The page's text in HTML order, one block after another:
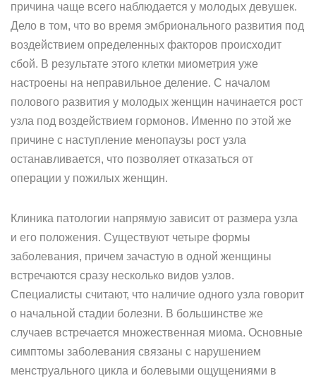
причина чаще всего наблюдается у молодых девушек.
Дело в том, что во время эмбрионального развития под
воздействием определенных факторов происходит
сбой. В результате этого клетки миометрия уже
настроены на неправильное деление. С началом
полового развития у молодых женщин начинается рост
узла под воздействием гормонов. Именно по этой же
причине с наступление менопаузы рост узла
останавливается, что позволяет отказаться от
операции у пожилых женщин.
Клиника патологии напрямую зависит от размера узла
и его положения. Существуют четыре формы
заболевания, причем зачастую в одной женщины
встречаются сразу несколько видов узлов.
Специалисты считают, что наличие одного узла говорит
о начальной стадии болезни. В большинстве же
случаев встречается множественная миома. Основные
симптомы заболевания связаны с нарушением
менструального цикла и болевыми ощущениями в